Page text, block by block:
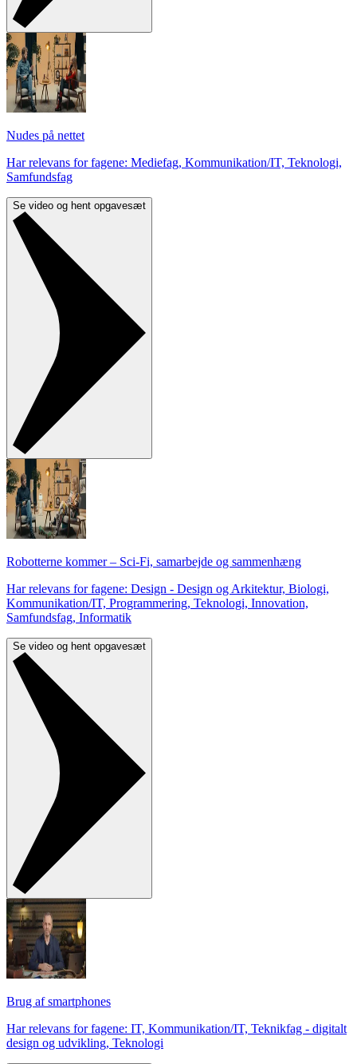
Nudes på nettet
Har relevans for fagene: Mediefag, Kommunikation/IT, Teknologi,
Samfundsfag
Se video og hent opgavesæt
Robotterne kommer – Sci-Fi, samarbejde og sammenhæng
Har relevans for fagene: Design - Design og Arkitektur, Biologi,
Kommunikation/IT, Programmering, Teknologi, Innovation,
Samfundsfag, Informatik
Se video og hent opgavesæt
Brug af smartphones
Har relevans for fagene: IT, Kommunikation/IT, Teknikfag - digitalt
design og udvikling, Teknologi